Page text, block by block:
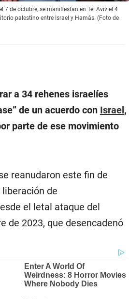
de octubre, se manifiestan en Tel Aviv el 4
palestino entre Israel y Hamás. (Foto de
a 34 rehenes israelíes
de un acuerdo con Israel,
parte de ese movimiento
reanudaron este fin de
de
el letal ataque del
de 2023, que desencadenó